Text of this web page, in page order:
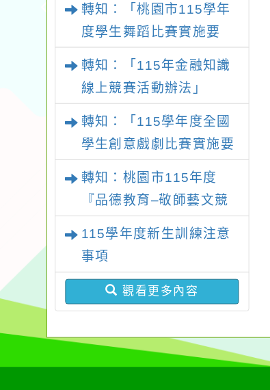
轉知：「桃園市115學年
度學生舞蹈比賽實施要
轉知：「115年金融知識
線上競賽活動辦法」
轉知：「115學年度全國
學生創意戲劇比賽實施要
轉知：桃園市115年度
『品德教育–敬師藝文競
115學年度新生訓練注意
事項
觀看更多內容